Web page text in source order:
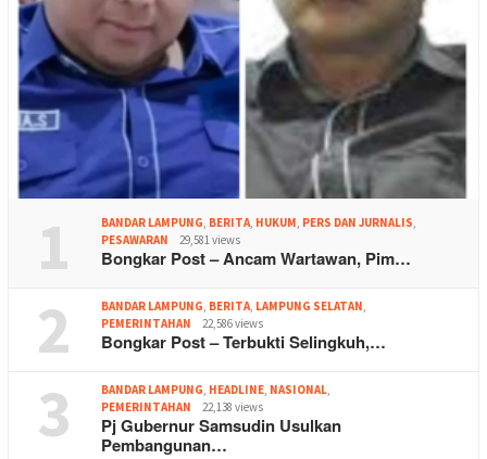
1 BANDAR LAMPUNG, BERITA, HUKUM, PERS DAN JURNALIS,
PESAWARAN
29,581 views
Bongkar Post – Ancam Wartawan, Pim…
2 BANDAR LAMPUNG, BERITA, LAMPUNG SELATAN,
PEMERINTAHAN
22,586 views
Bongkar Post – Terbukti Selingkuh,…
3 BANDAR LAMPUNG, HEADLINE, NASIONAL,
PEMERINTAHAN
22,138 views
Pj Gubernur Samsudin Usulkan
Pembangunan…